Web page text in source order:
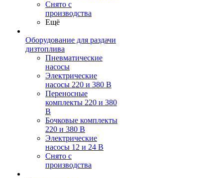
Снято с
производства
Ещё
Оборудование для раздачи
дизтоплива
Пневматические
насосы
Электрические
насосы 220 и 380 В
Переносные
комплекты 220 и 380
В
Бочковые комплекты
220 и 380 В
Электрические
насосы 12 и 24 В
Снято с
производства